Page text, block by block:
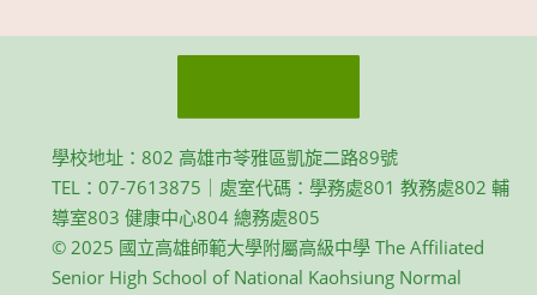
學校地址：802 高雄市苓雅區凱旋二路89號
TEL：07-7613875｜處室代碼：學務處801 教務處802 輔
導室803 健康中心804 總務處805
© 2025 國立高雄師範大學附屬高級中學 The Affiliated
Senior High School of National Kaohsiung Normal